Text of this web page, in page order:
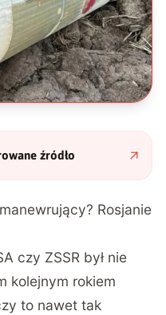
źródło
Rosjanie
czy ZSSR był nie
kolejnym rokiem
to nawet tak